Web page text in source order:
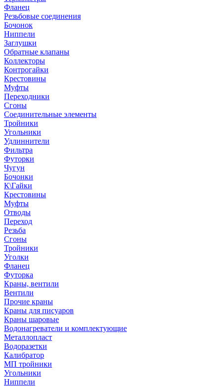
Фланец
Резьбовые соединения
Бочонок
Ниппели
Заглушки
Обратные клапаны
Коллекторы
Контрогайки
Крестовины
Муфты
Переходники
Сгоны
Соединительные элементы
Тройники
Угольники
Удлиннители
Фильтра
Футорки
Чугун
Бочонки
К\Гайки
Крестовины
Муфты
Отводы
Переход
Резьба
Сгоны
Тройники
Уголки
Фланец
Футорка
Краны, вентили
Вентили
Прочие краны
Краны для писуаров
Краны шаровые
Водонагреватели и комплектующие
Металлопласт
Водоразетки
Калибратор
МП тройники
Угольники
Ниппели